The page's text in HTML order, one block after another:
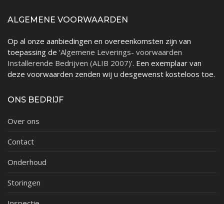
ALGEMENE VOORWAARDEN
Op al onze aanbiedingen en overeenkomsten zijn van
toepassing de ‘Algemene Leverings- voorwaarden
Installerende Bedrijven (ALIB 2007)’. Een exemplaar van
deze voorwaarden zenden wij u desgewenst kosteloos toe.
ONS BEDRIJF
Over ons
Contact
Onderhoud
Storingen